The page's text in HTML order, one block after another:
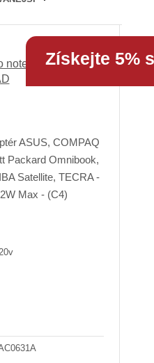
o
ý
p
i
s
l
v
ý
p
i
s
o
v
v
i
s
notebook Compaq
Získejte 5%